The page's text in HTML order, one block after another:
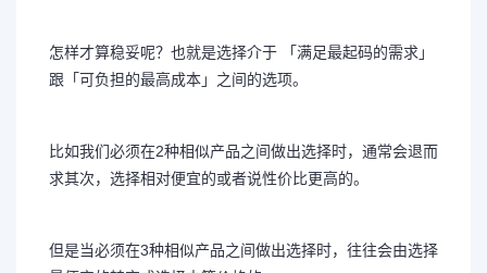
怎样才算稳妥呢？也就是选择介于 「满足最起码的需求」
跟「可负担的最高成本」之间的选项。
比如我们必须在2种相似产品之间做出选择时，通常会退而
求其次，选择相对便宜的或者说性价比更高的。
但是当必须在3种相似产品之间做出选择时，往往会由选择